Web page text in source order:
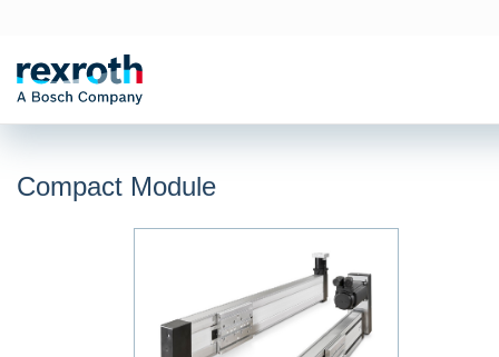
Compact Module